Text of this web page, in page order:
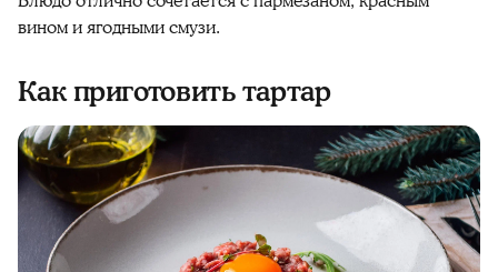
вином и ягодными смузи.
Как приготовить тартар